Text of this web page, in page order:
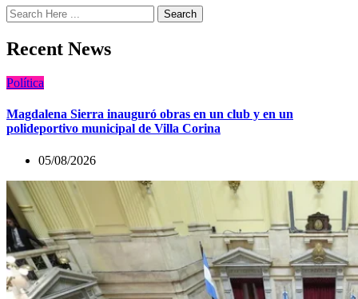
Search
Recent News
Política
Magdalena Sierra inauguró obras en un club y en un
polideportivo municipal de Villa Corina
05/08/2026